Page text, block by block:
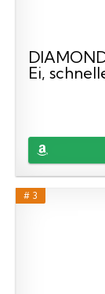
Ei,
# 3